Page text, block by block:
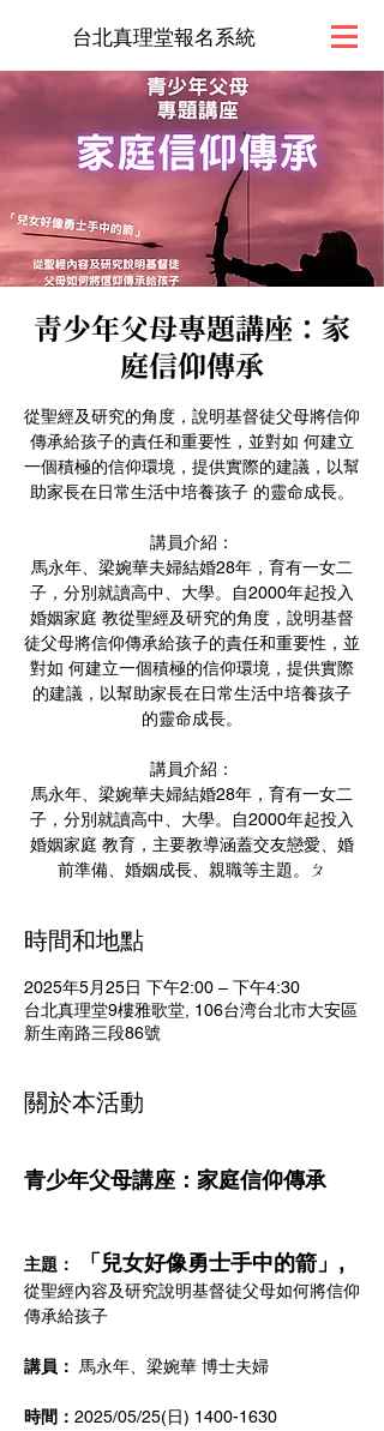
台北真理堂報名系統
青少年父母專題講座：家
庭信仰傳承
從聖經及研究的角度，說明基督徒父母將信仰
傳承給孩子的責任和重要性，並對如 何建立
一個積極的信仰環境，提供實際的建議，以幫
助家長在日常生活中培養孩子 的靈命成長。
講員介紹：
馬永年、梁婉華夫婦結婚28年，育有一女二
子，分別就讀高中、大學。自2000年起投入
婚姻家庭 教從聖經及研究的角度，說明基督
徒父母將信仰傳承給孩子的責任和重要性，並
對如 何建立一個積極的信仰環境，提供實際
的建議，以幫助家長在日常生活中培養孩子
的靈命成長。
講員介紹：
馬永年、梁婉華夫婦結婚28年，育有一女二
子，分別就讀高中、大學。自2000年起投入
婚姻家庭 教育，主要教導涵蓋交友戀愛、婚
前準備、婚姻成長、親職等主題。ㄆ
時間和地點
2025年5月25日 下午2:00 – 下午4:30
台北真理堂9樓雅歌堂, 106台湾台北市大安區
新生南路三段86號
關於本活動
青少年父母講座：家庭信仰傳承
主題： 「兒女好像勇士手中的箭」,
從聖經內容及研究說明基督徒父母如何將信仰
傳承給孩子
講員： 馬永年、梁婉華 博士夫婦
時間： 2025/05/25(日) 1400-1630